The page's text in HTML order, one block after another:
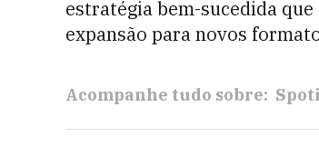
estratégia bem-sucedida
expansão para novos
Acompanhe tudo sobre: